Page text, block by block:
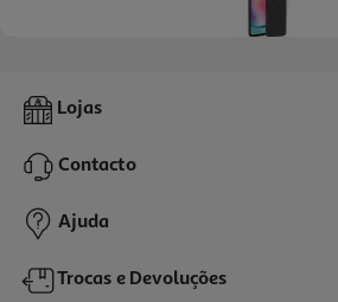
Capa Flexivel Qilive 600166303 Transp
8,49 €
Lojas
Contacto
Ajuda
Trocas e Devoluções